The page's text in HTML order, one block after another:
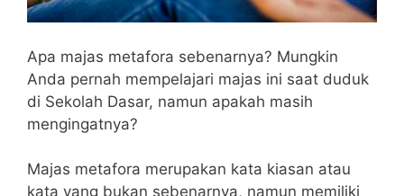
Apa majas metafora sebenarnya? Mungkin
Anda pernah mempelajari majas ini saat duduk
di Sekolah Dasar, namun apakah masih
mengingatnya?
Majas metafora merupakan kata kiasan atau
kata yang bukan sebenarnya, namun memiliki